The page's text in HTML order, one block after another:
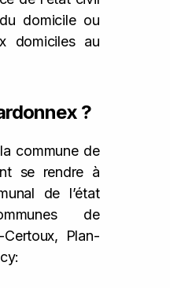
domicile ou
domiciles au
?
commune de
se rendre à
de l’état
de
Certoux, Plan-